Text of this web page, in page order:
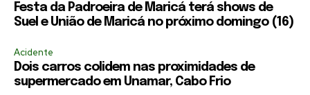
Festa da Padroeira de Maricá terá shows de
Suel e União de Maricá no próximo domingo (16)
Acidente
Dois carros colidem nas proximidades de
supermercado em Unamar, Cabo Frio